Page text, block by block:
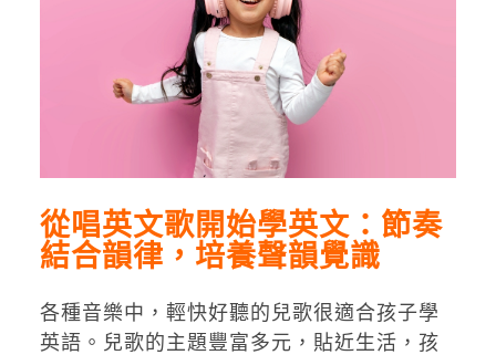
從唱英文歌開始學英文：節奏
結合韻律，培養聲韻覺識
各種音樂中，輕快好聽的兒歌很適合孩子學
英語。兒歌的主題豐富多元，貼近生活，孩